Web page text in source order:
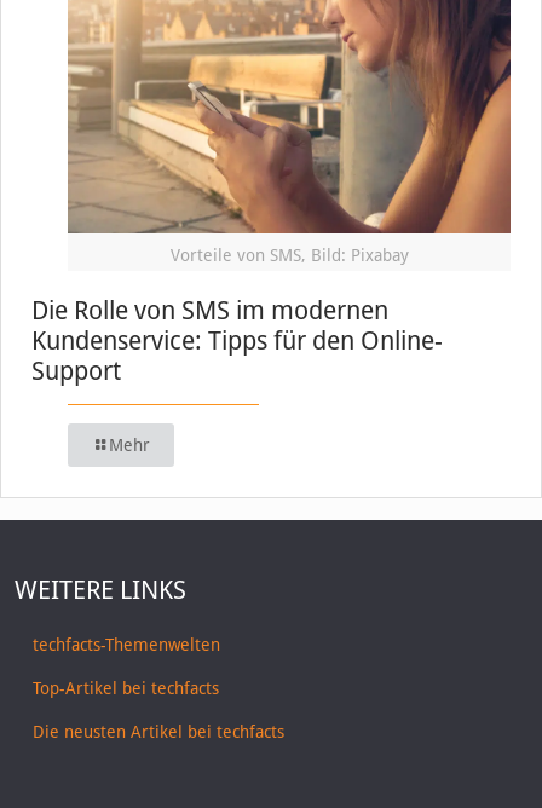
Vorteile von SMS, Bild: Pixabay
Die Rolle von SMS im modernen
Kundenservice: Tipps für den Online-
Support
Mehr
WEITERE LINKS
techfacts-Themenwelten
Top-Artikel bei techfacts
Die neusten Artikel bei techfacts